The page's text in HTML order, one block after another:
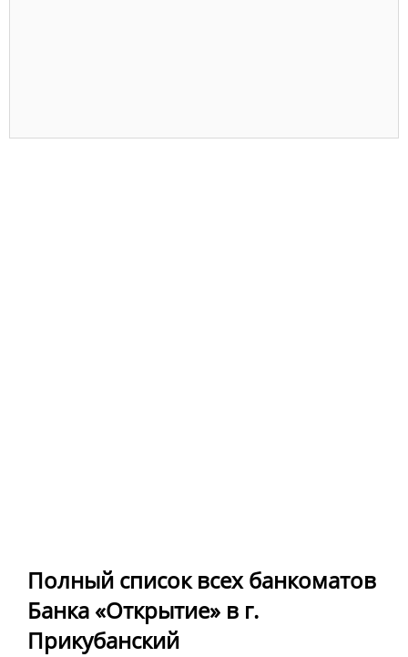
Полный список всех банкоматов
Банка «Открытие» в г.
Прикубанский